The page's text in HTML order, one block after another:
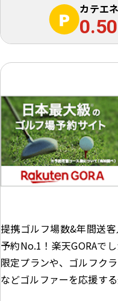
カテエ
0.50
提携ゴルフ場数&年間送
予約No.1！楽天GORAで
限定プランや、ゴルフク
などゴルファーを応援す